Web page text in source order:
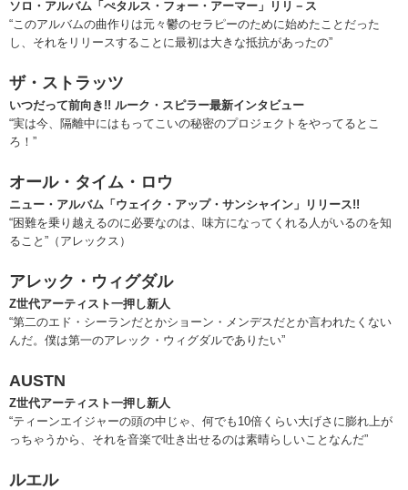
ソロ・アルバム「ぺタルス・フォー・アーマー」リリ－ス
“このアルバムの曲作りは元々鬱のセラピーのために始めたことだった
し、それをリリースすることに最初は大きな抵抗があったの”
ザ・ストラッツ
いつだって前向き!! ルーク・スピラー最新インタビュー
“実は今、隔離中にはもってこいの秘密のプロジェクトをやってるとこ
ろ！”
オール・タイム・ロウ
ニュー・アルバム「ウェイク・アップ・サンシャイン」リリース!!
“困難を乗り越えるのに必要なのは、味方になってくれる人がいるのを知
ること”（アレックス）
アレック・ウィグダル
Z世代アーティスト一押し新人
“第二のエド・シーランだとかショーン・メンデスだとか言われたくない
んだ。僕は第一のアレック・ウィグダルでありたい”
AUSTN
Z世代アーティスト一押し新人
“ティーンエイジャーの頭の中じゃ、何でも10倍くらい大げさに膨れ上が
っちゃうから、それを音楽で吐き出せるのは素晴らしいことなんだ”
ルエル